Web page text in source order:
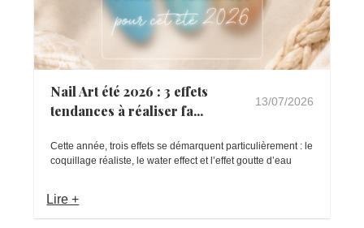
Nail Art été 2026 : 3 effets
tendances à réaliser fa...
13/07/2026
Cette année, trois effets se démarquent particulièrement : le
coquillage réaliste, le water effect et l’effet goutte d’eau
Lire +